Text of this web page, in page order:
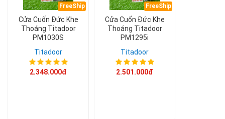
FreeShip
Cửa Cuốn Đức Khe
Thoáng Titadoor
PM1030S
Titadoor
2.348.000đ
FreeShip
Cửa Cuốn Đức Khe
Thoáng Titadoor
PM1295i
Titadoor
2.501.000đ